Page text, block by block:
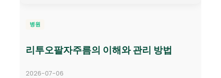
병원
리투오팔자주름의 이해와 관리 방법
2026-07-06